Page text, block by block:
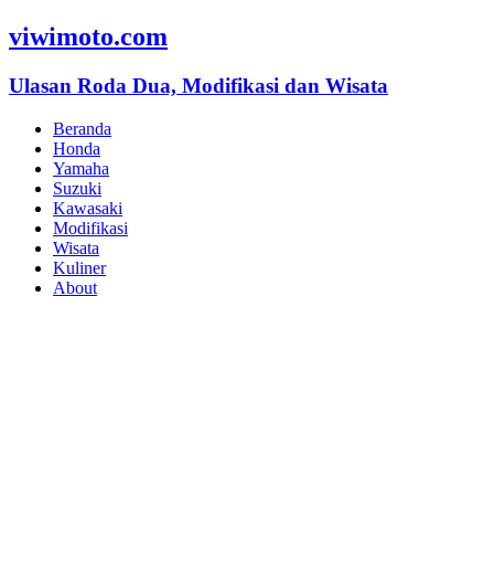
viwimoto.com
Ulasan Roda Dua, Modifikasi dan Wisata
Beranda
Honda
Yamaha
Suzuki
Kawasaki
Modifikasi
Wisata
Kuliner
About